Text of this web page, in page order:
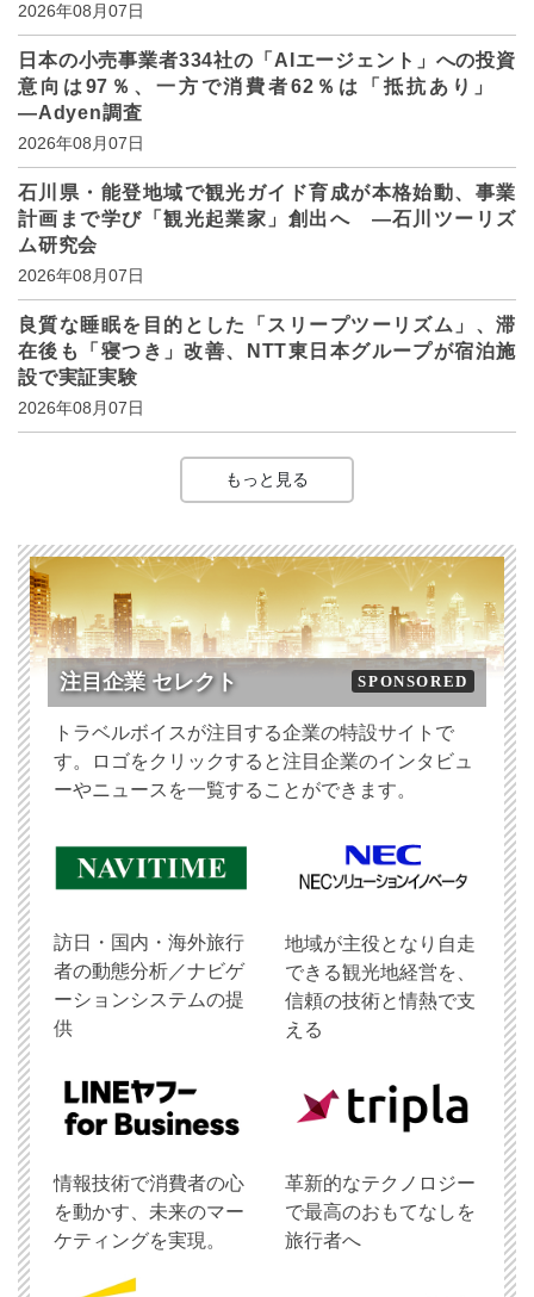
2026年08月07日
日本の小売事業者334社の「AIエージェント」への投資
意向は97％、一方で消費者62％は「抵抗あり」
―Adyen調査
2026年08月07日
石川県・能登地域で観光ガイド育成が本格始動、事業
計画まで学び「観光起業家」創出へ ―石川ツーリズ
ム研究会
2026年08月07日
良質な睡眠を目的とした「スリープツーリズム」、滞
在後も「寝つき」改善、NTT東日本グループが宿泊施
設で実証実験
2026年08月07日
もっと見る
注目企業 セレクト SPONSORED
トラベルボイスが注目する企業の特設サイトで
す。ロゴをクリックすると注目企業のインタビュ
ーやニュースを一覧することができます。
訪日・国内・海外旅行
者の動態分析／ナビゲ
ーションシステムの提
供
地域が主役となり自走
できる観光地経営を、
信頼の技術と情熱で支
える
情報技術で消費者の心
を動かす、未来のマー
ケティングを実現。
革新的なテクノロジー
で最高のおもてなしを
旅行者へ